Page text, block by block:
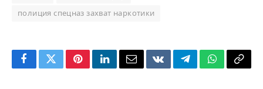
полиция спецназ захват наркотики
FacebookTwitterPinterestLinkedInEmailVKontakteTelegramWhatsApp
Copy